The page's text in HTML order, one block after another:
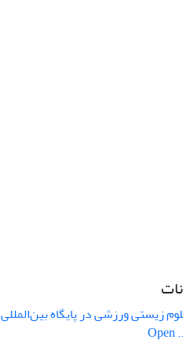
زیستی ورزشی در پایگاه بین‌المللی
Open